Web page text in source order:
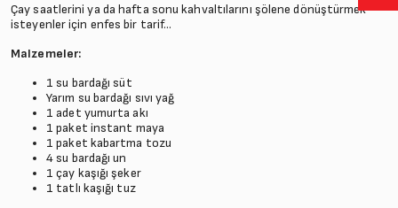
Çay saatlerini ya da hafta sonu kahvaltılarını şölene dönüştürmek
isteyenler için enfes bir tarif…
Malzemeler:
1 su bardağı süt
Yarım su bardağı sıvı yağ
1 adet yumurta akı
1 paket instant maya
1 paket kabartma tozu
4 su bardağı un
1 çay kaşığı şeker
1 tatlı kaşığı tuz